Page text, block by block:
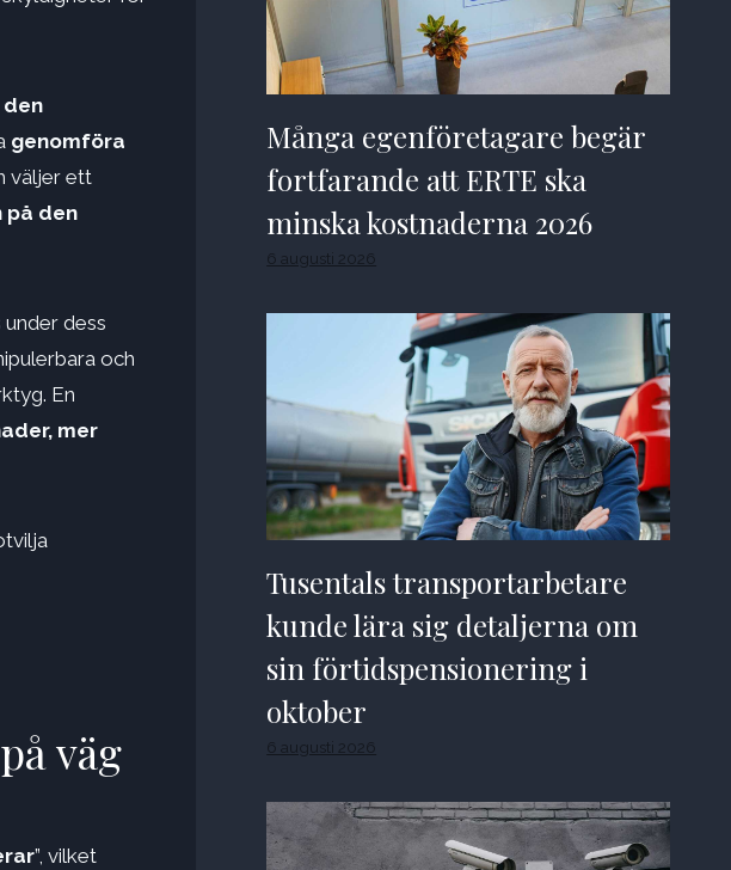
genomföra
väljer ett
på den
dess
och
En
mer
väg
”, vilket
Många egenföretagare begär
fortfarande att ERTE ska
minska kostnaderna 2026
6 augusti 2026
Tusentals transportarbetare
kunde lära sig detaljerna om
sin förtidspensionering i
oktober
6 augusti 2026